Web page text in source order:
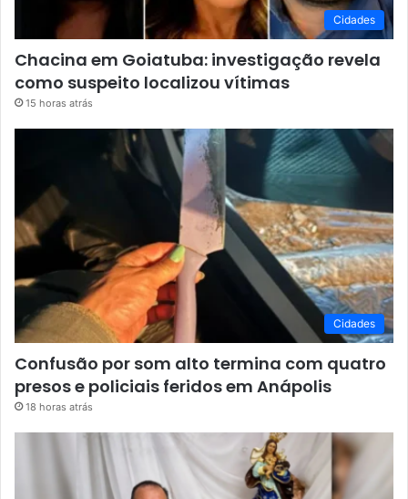
Cidades
Chacina em Goiatuba: investigação revela
como suspeito localizou vítimas
15 horas atrás
Cidades
Confusão por som alto termina com quatro
presos e policiais feridos em Anápolis
18 horas atrás